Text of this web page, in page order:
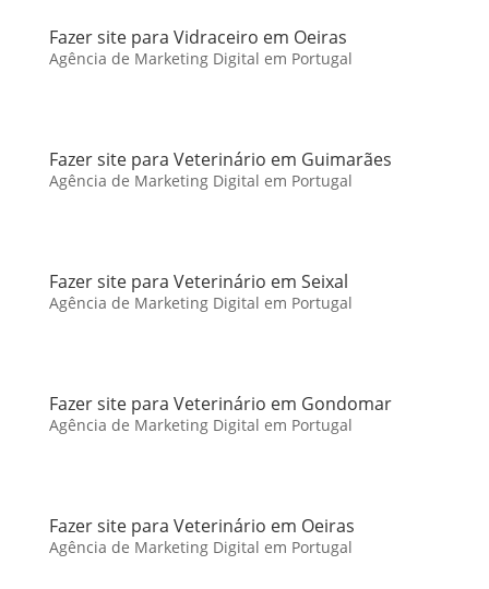
Fazer site para Vidraceiro em Oeiras
Agência de Marketing Digital em Portugal
Fazer site para Veterinário em Guimarães
Agência de Marketing Digital em Portugal
Fazer site para Veterinário em Seixal
Agência de Marketing Digital em Portugal
Fazer site para Veterinário em Gondomar
Agência de Marketing Digital em Portugal
Fazer site para Veterinário em Oeiras
Agência de Marketing Digital em Portugal